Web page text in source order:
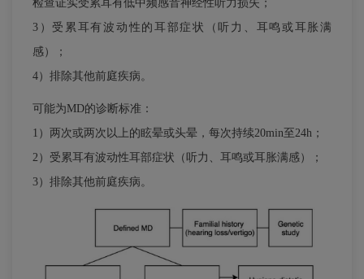
检查证实受累耳有低中频感音神经性听力损失；
3）受累耳有波动性的耳部症状（听力、耳鸣或耳胀满
感）；
4）排除其他前庭疾病。
可能为MD的诊断标准：
1）两次或两次以上的眩晕或头晕，每次持续20min至24h；
2）受累耳有波动性耳部症状（听力、耳鸣或耳胀满感）；
3）排除其他前庭疾病。